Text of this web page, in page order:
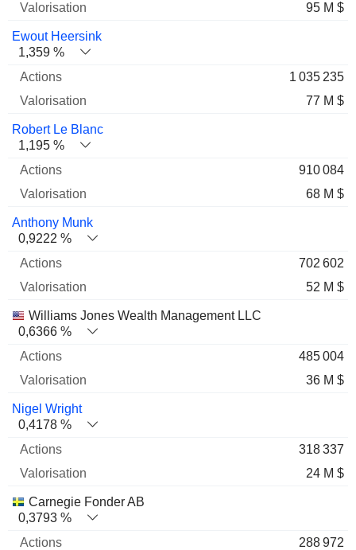
95 M $
Ewout Heersink
1,359 %
1 035 235
77 M $
Robert Le Blanc
1,195 %
910 084
68 M $
Anthony Munk
0,9222 %
702 602
52 M $
Williams Jones Wealth Management LLC
0,6366 %
485 004
36 M $
Nigel Wright
0,4178 %
318 337
24 M $
Carnegie Fonder AB
0,3793 %
288 972